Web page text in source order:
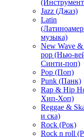
Jazz (Джаз)
Latin
музыка)
New Wave
pop (Нью-
Синти-поп)
Pop (Поп)
Punk (Панк)
Rap & Hip
Хип-Хоп)
Reggae &
и ска)
Rock (Рок)
Rock n roll